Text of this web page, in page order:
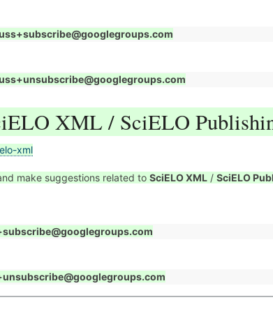
XML / SciELO
xml
make suggestions related to SciELO XML / SciELO